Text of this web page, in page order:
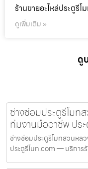
ร้านขายอะไหล่ประตูรีโ
ดูเพิ่มเติม »
ดู
ช่างซ่อมประตูรีโมท
ทีมงานมืออาชีพ ปร
ช่างซ่อมประตูรีโมทสวนหล
ประตูรีโมท.com — บริกา